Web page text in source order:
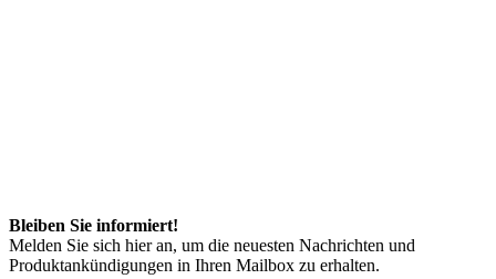
Bleiben Sie informiert!
Melden Sie sich hier an, um die neuesten Nachrichten und
Produktankündigungen in Ihren Mailbox zu erhalten.